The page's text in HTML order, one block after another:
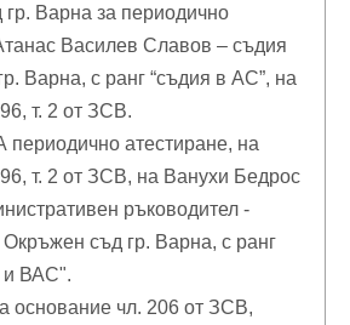
Варна за периодично
Василев Славов – съдия
Варна, с ранг “съдия в АС”, на
т. 2 от ЗСВ.
атестиране, на
т. 2 от ЗСВ, на Ванухи Бедрос
ръководител -
съд гр. Варна, с ранг
и ВАС".
чл. 206 от ЗСВ,